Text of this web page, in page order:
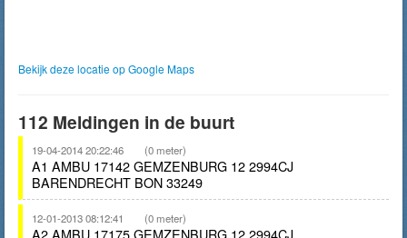
Bekijk deze locatie op Google Maps
112 Meldingen in de buurt
19-04-2014 20:22:46 (0 meter)
A1 AMBU 17142 GEMZENBURG 12 2994CJ
BARENDRECHT BON 33249
12-01-2013 08:12:41 (0 meter)
A2 AMBU 17175 GEMZENBURG 12 2994CJ